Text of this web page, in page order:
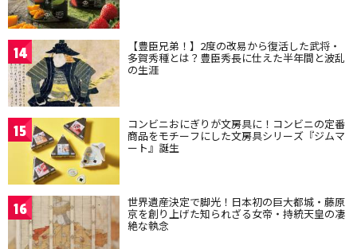
14 【豊臣兄弟！】2度の改易から復活した武将・
多賀秀種とは？豊臣秀長に仕えた半年間と波乱
の生涯
15 コンビニおにぎりが文房具に！コンビニの定番
商品をモチーフにした文房具シリーズ『ジムマ
ート』誕生
16 世界遺産決定で脚光！日本初の巨大都城・藤原
京を創り上げた知られざる女帝・持統天皇の凄
絶な執念